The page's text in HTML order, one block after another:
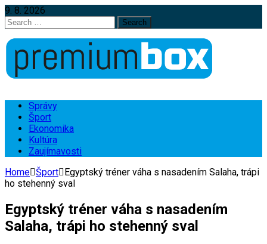
9. 8. 2026
Search
for:
Správy
Šport
Ekonomika
Kultúra
Zaujímavosti
Home Šport Egyptský tréner váha s nasadením Salaha, trápi
ho stehenný sval
Egyptský tréner váha s nasadením
Salaha, trápi ho stehenný sval